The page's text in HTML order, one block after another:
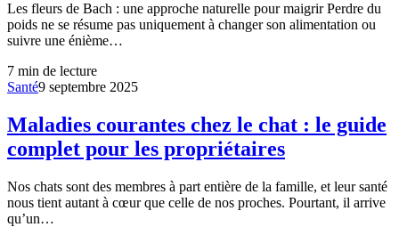
Les fleurs de Bach : une approche naturelle pour maigrir Perdre du
poids ne se résume pas uniquement à changer son alimentation ou
suivre une énième…
7 min de lecture
Santé9 septembre 2025
Maladies courantes chez le chat : le guide
complet pour les propriétaires
Nos chats sont des membres à part entière de la famille, et leur santé
nous tient autant à cœur que celle de nos proches. Pourtant, il arrive
qu’un…